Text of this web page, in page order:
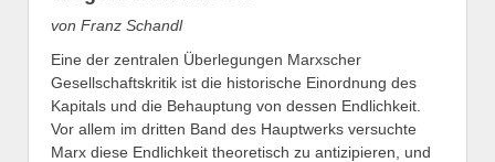
von Franz Schandl
Eine der zentralen Überlegungen Marxscher
Gesellschaftskritik ist die historische Einordnung des
Kapitals und die Behauptung von dessen Endlichkeit.
Vor allem im dritten Band des Hauptwerks versuchte
Marx diese Endlichkeit theoretisch zu antizipieren, und